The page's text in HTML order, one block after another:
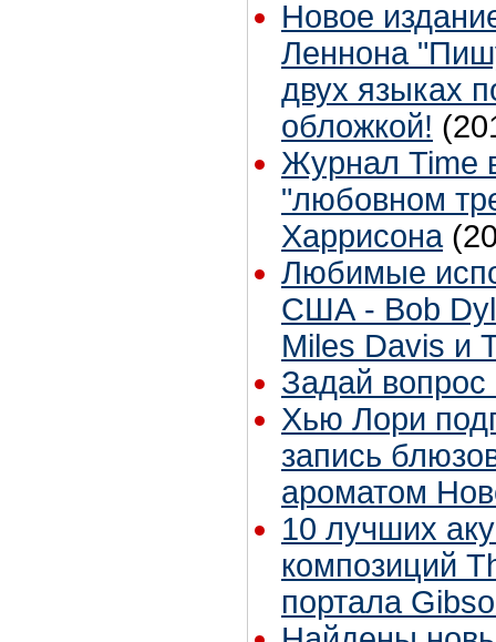
Новое
Леннона
двух языках
обложкой!
Журнал Time
"любовном
Харрисона
Любимые
США - Bob
Miles Davis и
Задай
Хью Лори
запись
ароматом
10 лучших
композиций
портала